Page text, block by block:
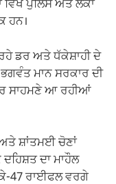
ਵਿਖੇ ਪੁਲਿਸ ਅਤੇ ਲੋਕਾਂ
ਹਨ।
ਡਰ ਅਤੇ ਧੱਕੇਸ਼ਾਹੀ ਦੇ
ਮਾਨ ਸਰਕਾਰ ਦੀ
ਸਾਹਮਣੇ ਆ ਰਹੀਆਂ
ਸ਼ਾਂਤਮਈ ਚੋਣਾਂ
ਦਾ ਮਾਹੌਲ
47 ਰਾਈਫਲ ਵਰਗੇ